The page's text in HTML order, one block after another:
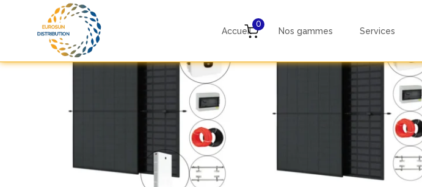
Accueil Nos gammes Services
0